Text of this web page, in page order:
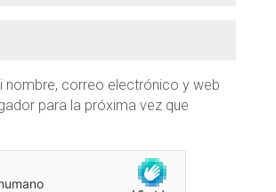
nombre, correo electrónico y web
para la próxima vez que